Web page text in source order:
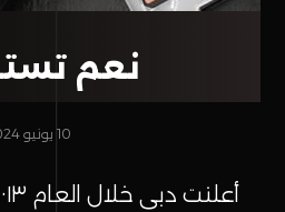
نعم
10 يونيو 2024